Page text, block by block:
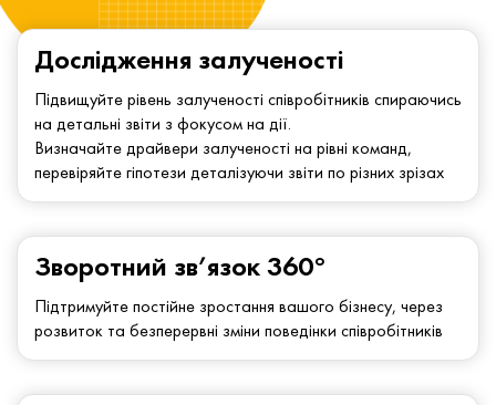
Дослідження залученості
Підвищуйте рівень залученості співробітників спираючись
на детальні звіти з фокусом на дії.
Визначайте драйвери залученості на рівні команд,
перевіряйте гіпотези деталізуючи звіти по різних зрізах
Зворотний зв’язок 360°
Підтримуйте постійне зростання вашого бізнесу, через
розвиток та безперервні зміни поведінки співробітників